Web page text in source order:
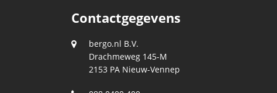
Contactgegevens
bergo.nl B.V.
Drachmeweg 145-M
2153 PA Nieuw-Vennep